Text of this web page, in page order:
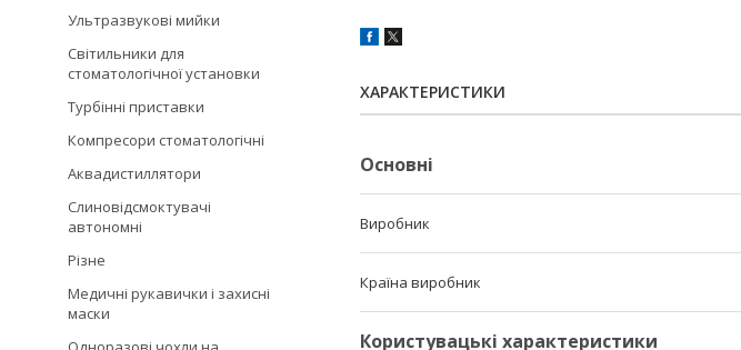
ХАРАКТЕРИСТИКИ
Основні
Виробник
Країна виробник
Користувацькі характеристики
Ультразвукові мийки
Світильники для
стоматологічної установки
Турбінні приставки
Компресори стоматологічні
Аквадистиллятори
Слиновідсмоктувачі
автономні
Різне
Медичні рукавички і захисні
маски